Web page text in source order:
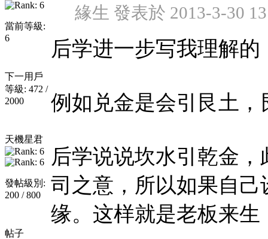
當前等級:
6
下一用戶
等級: 472 /
2000
天機星君
發帖級別:
200 / 800
帖子
緣生 發表於 2013-3-30
后学进一步写我理解的
例如兑金是会引艮土
后学说说坎水引乾金
司之意，所以如果自
缘。这样就是老板来生